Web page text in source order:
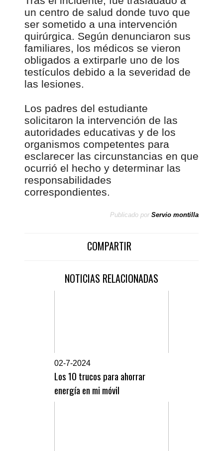
un centro de salud donde tuvo que
ser sometido a una intervención
quirúrgica. Según denunciaron sus
familiares, los médicos se vieron
obligados a extirparle uno de los
testículos debido a la severidad de
las lesiones.
Los padres del estudiante
solicitaron la intervención de las
autoridades educativas y de los
organismos competentes para
esclarecer las circunstancias en que
ocurrió el hecho y determinar las
responsabilidades
correspondientes.
Publicado por Servio montilla
COMPARTIR
NOTICIAS RELACIONADAS
02-7-2024
Los 10 trucos para ahorrar
energía en mi móvil